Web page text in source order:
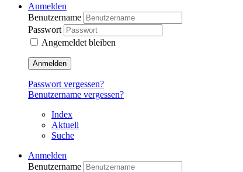
Anmelden
Benutzername
Passwort
Angemeldet bleiben
Anmelden
Passwort vergessen?
Benutzername vergessen?
Index
Aktuell
Suche
Anmelden
Benutzername